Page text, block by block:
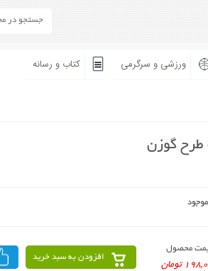
ورزشی و سرگرمی کتاب و رسانه
طرح گوزن
محصول
تومان
افزودن به سبد خرید